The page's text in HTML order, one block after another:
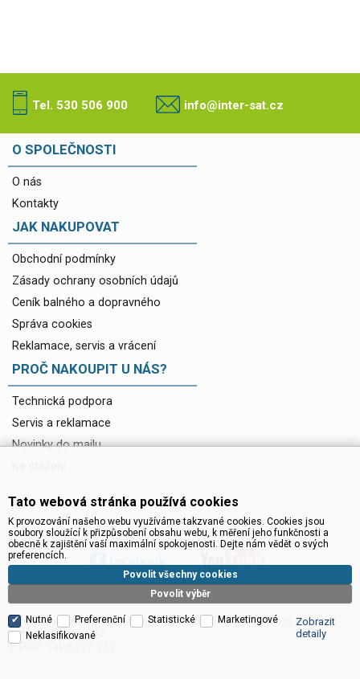
Tel. 530 506 900 info@inter-sat.cz
O SPOLEČNOSTI
O nás
Kontakty
JAK NAKUPOVAT
Obchodní podmínky
Zásady ochrany osobních údajů
Ceník balného a dopravného
Správa cookies
Reklamace, servis a vrácení
PROČ NAKOUPIT U NÁS?
Technická podpora
Servis a reklamace
Novinky do mailu
Satelitní technika - satelitní přijímače a komplety, set top boxy, dvb-t
technika :: INTER SAT
© 2026
Tato webová stránka používá cookies
K provozování našeho webu využíváme takzvané cookies. Cookies jsou
soubory sloužící k přizpůsobení obsahu webu, k měření jeho funkčnosti a
obecně k zajištění vaší maximální spokojenosti. Dejte nám vědět o svých
preferencích.
Povolit výběr
Povolit všechny cookies
Nutné Preferenční Statistické
Marketingové
Neklasifikované
Zobrazit
detaily